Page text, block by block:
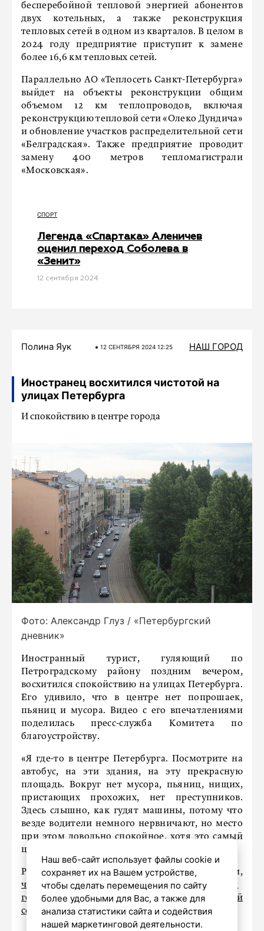
бесперебойной тепловой энергией абонентов
двух котельных, а также реконструкция
тепловых сетей в одном из кварталов. В целом в
2024 году предприятие приступит к замене
более 16,6 км тепловых сетей.
Параллельно АО «Теплосеть Санкт-Петербурга»
выйдет на объекты реконструкции общим
объемом 12 км теплопроводов, включая
реконструкцию тепловой сети «Олеко Дундича»
и обновление участков распределительной сети
«Белградская». Также предприятие проводит
замену 400 метров тепломагистрали
«Московская».
СПОРТ
Легенда «Спартака» Аленичев
оценил переход Соболева в
«Зенит»
12 сентября 2024
Полина Яук 12 СЕНТЯБРЯ 2024 12:25 НАШ ГОРОД
Иностранец восхитился чистотой на
улицах Петербурга
И спокойствию в центре города
Фото: Александр Глуз / «Петербургский
дневник»
Иностранный турист, гуляющий по
Петроградскому району поздним вечером,
восхитился спокойствию на улицах Петербурга.
Его удивило, что в центре нет попрошаек,
пьяниц и мусора. Видео с его впечатлениями
поделилась пресс-служба Комитета по
благоустройству.
«Я где-то в центре Петербурга. Посмотрите на
автобус, на эти здания, на эту прекрасную
площадь. Вокруг нет мусора, пьяниц, нищих,
пристающих прохожих, нет преступников.
Здесь слышно, как гудят машины, потому что
везде водители немного нервничают, но место
при этом довольно спокойное, хотя это самый
центр города», – рассказал мужчина.
Ранее «Петербургский дневник» писал о том,
что Петербург стал самым востребованным
городом у путешественников в бархатный
сезон.
Наш веб-сайт использует файлы cookie и
сохраняет их на Вашем устройстве,
чтобы сделать перемещения по сайту
более удобными для Вас, а также для
анализа статистики сайта и содействия
нашей маркетинговой деятельности.